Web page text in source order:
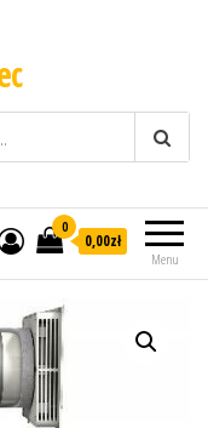
Menu
0
0,00zł